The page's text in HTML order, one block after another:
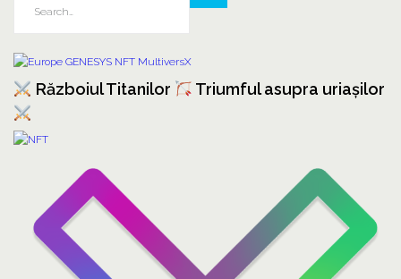
Războiul Titanilor Triumful asupra uriașilor